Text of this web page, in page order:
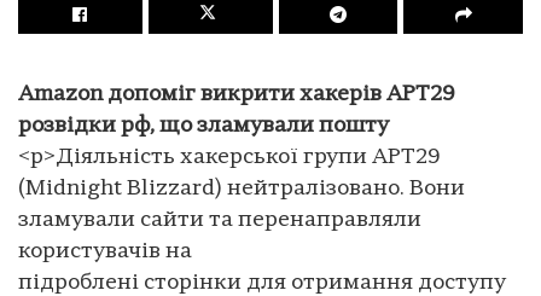
Amazon допоміг викрити хакерів APT29
розвідки рф, що зламували пошту
<p>Діяльність хакерської групи APT29
(Midnight Blizzard) нейтралізовано. Вони
зламували сайти та перенаправляли
користувачів на
підроблені сторінки для отримання доступу